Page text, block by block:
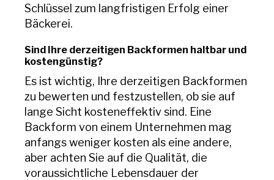
Schlüssel zum langfristigen Erfolg einer
Bäckerei.
Sind Ihre derzeitigen Backformen haltbar und
kostengünstig?
Es ist wichtig, Ihre derzeitigen Backformen
zu bewerten und festzustellen, ob sie auf
lange Sicht kosteneffektiv sind. Eine
Backform von einem Unternehmen mag
anfangs weniger kosten als eine andere,
aber achten Sie auf die Qualität, die
voraussichtliche Lebensdauer der